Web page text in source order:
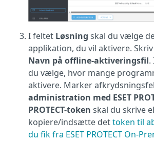
I feltet Løsning skal du vælge
applikation, du vil aktivere.
Navn på offline-aktiveringsfil.
du vælge, hvor mange
aktivere. Marker
administration med ESET
PROTECT-token skal du skrive
kopiere/indsætte dettoken til
du fik fra ESET PROTECT On-